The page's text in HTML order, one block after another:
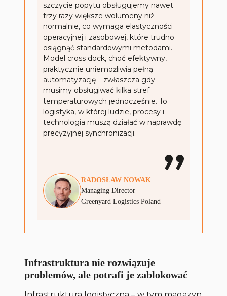
szczycie popytu obsługujemy nawet
trzy razy większe wolumeny niż
normalnie, co wymaga elastyczności
operacyjnej i zasobowej, które trudno
osiągnąć standardowymi metodami.
Model cross dock, choć efektywny,
praktycznie uniemożliwia pełną
automatyzację – zwłaszcza gdy
musimy obsługiwać kilka stref
temperaturowych jednocześnie. To
logistyka, w której ludzie, procesy i
technologia muszą działać w naprawdę
precyzyjnej synchronizacji.
RADOSŁAW NOWAK
Managing Director
Greenyard Logistics Poland
Infrastruktura nie rozwiązuje
problemów, ale potrafi je zablokować